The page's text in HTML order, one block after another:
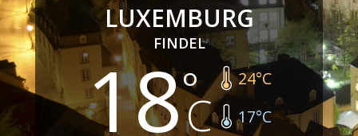
LUXEMBURG
FINDEL
18 24°C
17°C